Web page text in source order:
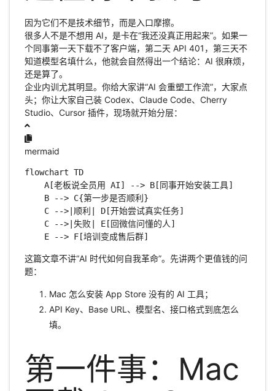
因为它们不是技术细节，而是入口摩擦。
很多人不是不想用 AI，是卡在“我还没真正用起来”。如果一
个同事第一天下载不了客户端，第二天 API 401，第三天不
知道模型名填什么，他就会自然得出一个结论：AI 很麻烦，
还是算了。
企业内训尤其明显。你给大家讲“AI 会重塑工作流”，大家点
头；你让大家自己装 Codex、Claude Code、Cherry
Studio、Cursor 插件，现场就开始分层：
mermaid
flowchart TD
    A[老板说全员用 AI] --> B[同事开始安装工具]
    B --> C{第一步是否顺利}
    C -->|顺利| D[开始尝试真实任务]
    C -->|失败| E[回微信问懂的人]
    E --> F[培训变成售后群]
这篇文章不讲“AI 时代如何自我革命”。先讲两个更值钱的问
题：
Mac 怎么安装 App Store 没有的 AI 工具；
API Key、Base URL、模型名、接口格式到底怎么
填。
第一件事：Mac